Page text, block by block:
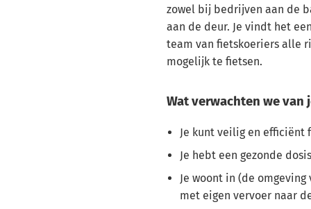
zowel bij bedrijven aan de
aan de deur. Je vindt het
team van fietskoeriers alle
mogelijk te fietsen.
Wat verwachten we van
Je kunt veilig en efficiënt
Je hebt een gezonde
Je woont in (de
met eigen vervoer naar